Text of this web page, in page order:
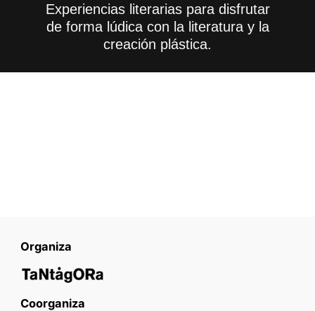
Experiencias literarias para disfrutar
de forma lúdica con la literatura y la
creación plástica.
Organiza
Coorganiza